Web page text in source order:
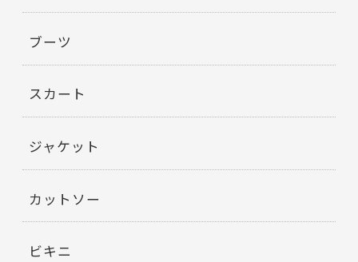
ブーツ
スカート
ジャケット
カットソー
ビキニ